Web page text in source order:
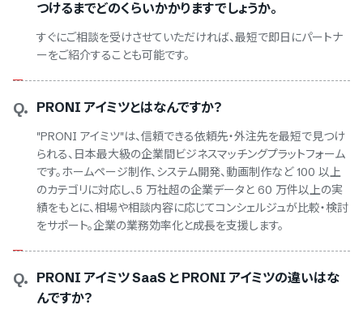
つけるまでどのくらいかかりますでしょうか。
すぐにご相談を受けさせていただければ、最短で即日にパートナ
ーをご紹介することも可能です。
Q. PRONI アイミツとはなんですか？
"PRONI アイミツ"は、信頼できる依頼先・外注先を最短で見つけ
られる、日本最大級の企業間ビジネスマッチングプラットフォーム
です。ホームページ制作、システム開発、動画制作など 100 以上
のカテゴリに対応し、5 万社超の企業データと 60 万件以上の実
績をもとに、相場や相談内容に応じてコンシェルジュが比較・検討
をサポート。企業の業務効率化と成長を支援します。
Q. PRONI アイミツ SaaS と PRONI アイミツの違いはな
んですか？